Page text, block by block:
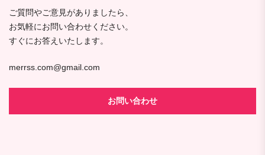
ご質問やご意見がありましたら、
お気軽にお問い合わせください。
すぐにお答えいたします。
merrss.com@gmail.com
お問い合わせ